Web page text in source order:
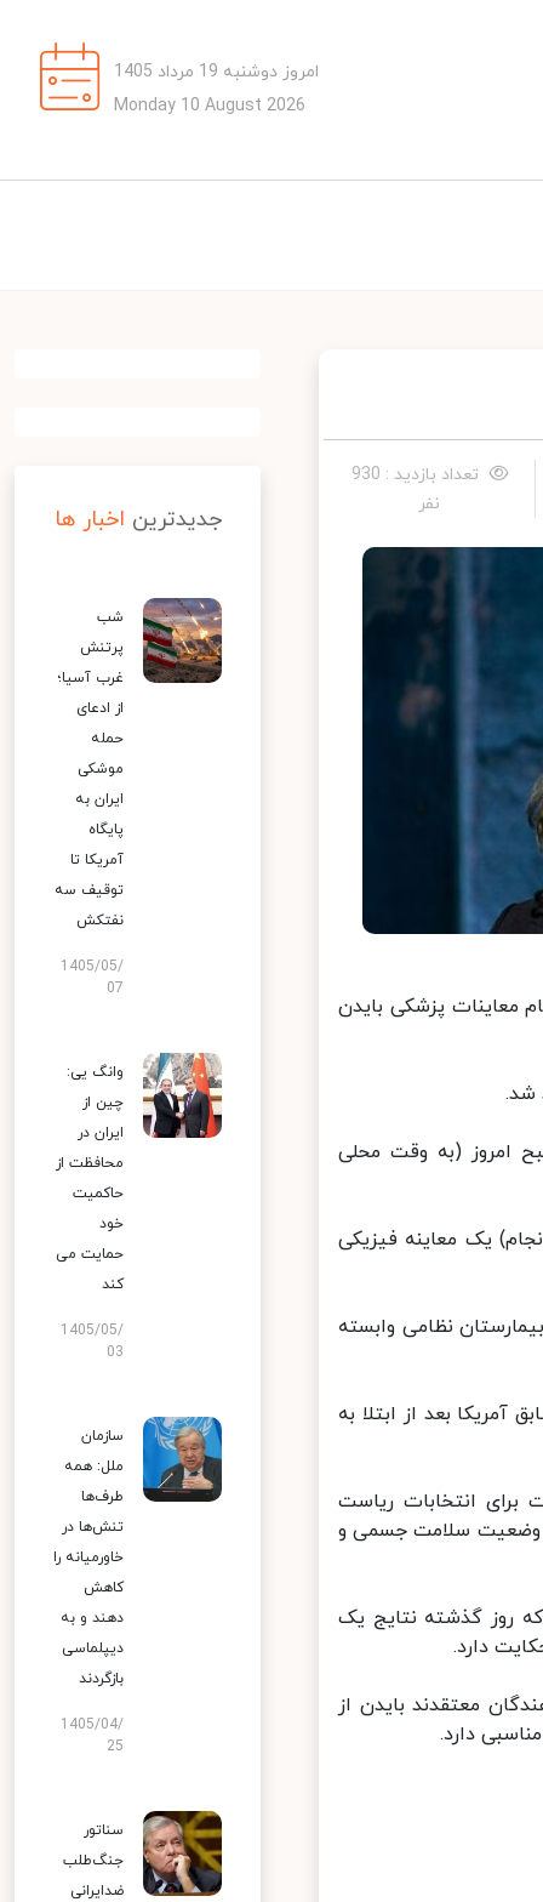
امروز دوشنبه 19 مرداد 1405
Monday 10 August 2026
تعداد بازدید : 930
نفر
معاینات پزشکی بایدن
امروز (به وقت محلی
یک معاینه فیزیکی
رجوع بایدن ۷۸ ساله به این بیمارستان نظامی وابسته
بعد از ابتلا به
انتخابات ریاست
وضعیت سلامت جسمی و
روز گذشته نتایج یک
دارد.
تنها ۴۰ درصد از پاسخ‌دهندگان معتقدند بایدن از
جدیدترین اخبار ها
شب
پرتنش
غرب آسیا؛
از ادعای
حمله
موشکی
ایران به
پایگاه
آمریکا تا
توقیف سه
نفتکش
1405/05/
07
وانگ یی:
چین از
ایران در
محافظت از
حاکمیت
خود
حمایت می
کند
1405/05/
03
سازمان
ملل: همه
طرف‌ها
تنش‌ها در
خاورمیانه را
کاهش
دهند و به
دیپلماسی
بازگردند
1405/04/
25
سناتور
جنگ‌طلب
ضدایرانی